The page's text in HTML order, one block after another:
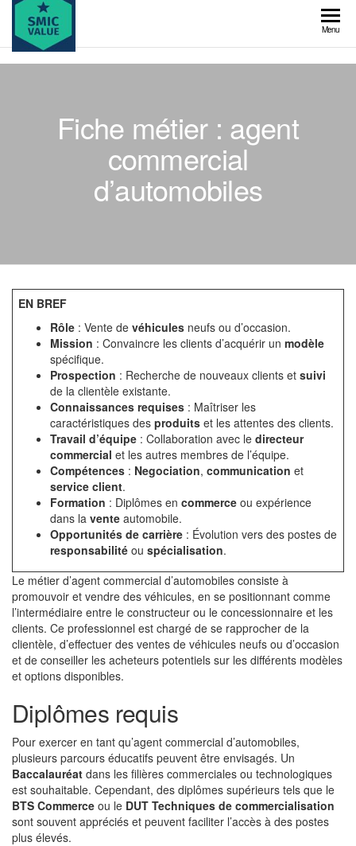
Skip
the
content
value
Menu
Fiche métier : agent
commercial
d’automobiles
EN BREF
Rôle : Vente de véhicules neufs ou d’occasion.
Mission : Convaincre les clients d’acquérir un modèle
spécifique.
Prospection : Recherche de nouveaux clients et suivi
de la clientèle existante.
Connaissances requises : Maîtriser les
caractéristiques des produits et les attentes des clients.
Travail d’équipe : Collaboration avec le directeur
commercial et les autres membres de l’équipe.
Compétences : Negociation, communication et
service client.
Formation : Diplômes en commerce ou expérience
dans la vente automobile.
Opportunités de carrière : Évolution vers des postes de
responsabilité ou spécialisation.
Le métier d’agent commercial d’automobiles consiste à
promouvoir et vendre des véhicules, en se positionnant comme
l’intermédiaire entre le constructeur ou le concessionnaire et les
clients. Ce professionnel est chargé de se rapprocher de la
clientèle, d’effectuer des ventes de véhicules neufs ou d’occasion
et de conseiller les acheteurs potentiels sur les différents modèles
et options disponibles.
Diplômes requis
Pour exercer en tant qu’agent commercial d’automobiles,
plusieurs parcours éducatifs peuvent être envisagés. Un
Baccalauréat dans les filières commerciales ou technologiques
est souhaitable. Cependant, des diplômes supérieurs tels que le
BTS Commerce ou le DUT Techniques de commercialisation
sont souvent appréciés et peuvent faciliter l’accès à des postes
plus élevés.